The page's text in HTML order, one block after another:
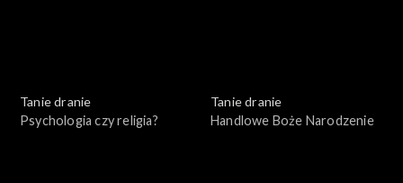
Tanie dranie
Psychologia czy religia?
Tanie dranie
Handlowe Boże Narodzenie